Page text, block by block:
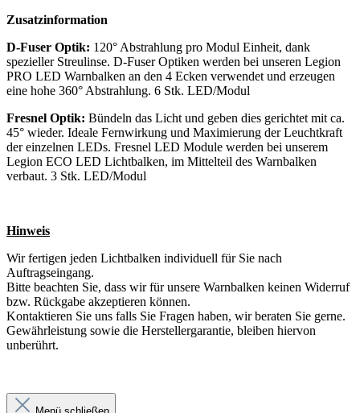
Zusatzinformation
D-Fuser Optik: 120° Abstrahlung pro Modul Einheit, dank
spezieller Streulinse. D-Fuser Optiken werden bei unseren Legion
PRO LED Warnbalken an den 4 Ecken verwendet und erzeugen
eine hohe 360° Abstrahlung. 6 Stk. LED/Modul
Fresnel Optik: Bündeln das Licht und geben dies gerichtet mit ca.
45° wieder. Ideale Fernwirkung und Maximierung der Leuchtkraft
der einzelnen LEDs. Fresnel LED Module werden bei unserem
Legion ECO LED Lichtbalken, im Mittelteil des Warnbalken
verbaut. 3 Stk. LED/Modul
Hinweis
Wir fertigen jeden Lichtbalken individuell für Sie nach
Auftragseingang.
Bitte beachten Sie, dass wir für unsere Warnbalken keinen Widerruf
bzw. Rückgabe akzeptieren können.
Kontaktieren Sie uns falls Sie Fragen haben, wir beraten Sie gerne.
Gewährleistung sowie die Herstellergarantie, bleiben hiervon
unberührt.